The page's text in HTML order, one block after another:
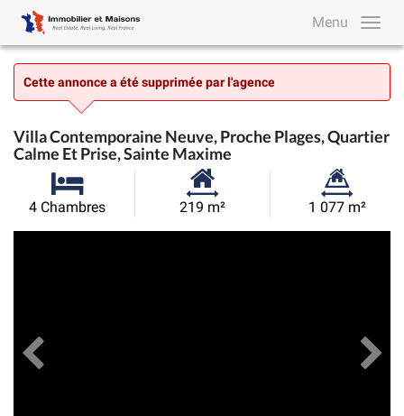
Menu
Cette annonce a été supprimée par l'agence
Villa Contemporaine Neuve, Proche Plages, Quartier
Calme Et Prise, Sainte Maxime
4 Chambres
Surface
219 m²
Superficie
1 077 m²